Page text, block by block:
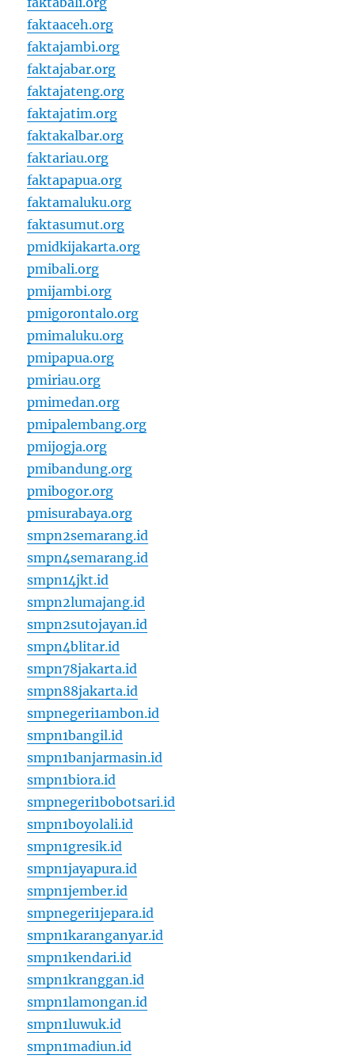
faktaaceh.org
faktajambi.org
faktajabar.org
faktajateng.org
faktajatim.org
faktakalbar.org
faktariau.org
faktapapua.org
faktamaluku.org
faktasumut.org
pmidkijakarta.org
pmibali.org
pmijambi.org
pmigorontalo.org
pmimaluku.org
pmipapua.org
pmiriau.org
pmimedan.org
pmipalembang.org
pmijogja.org
pmibandung.org
pmibogor.org
pmisurabaya.org
smpn2semarang.id
smpn4semarang.id
smpn14jkt.id
smpn2lumajang.id
smpn2sutojayan.id
smpn4blitar.id
smpn78jakarta.id
smpn88jakarta.id
smpnegeri1ambon.id
smpn1bangil.id
smpn1banjarmasin.id
smpn1biora.id
smpnegeri1bobotsari.id
smpn1boyolali.id
smpn1gresik.id
smpn1jayapura.id
smpn1jember.id
smpnegeri1jepara.id
smpn1karanganyar.id
smpn1kendari.id
smpn1kranggan.id
smpn1lamongan.id
smpn1luwuk.id
smpn1madiun.id